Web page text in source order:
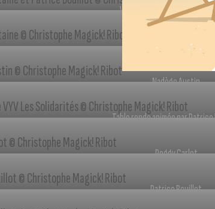
Viviane Tirtaine et Patrice
Viviane Tirtaine
Nadège Austin
Table ronde animée par
Peggy Carlot
Patrice Bouillot